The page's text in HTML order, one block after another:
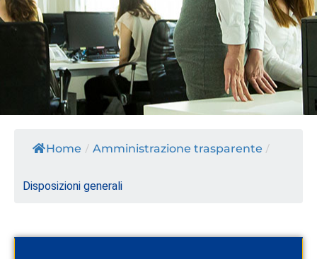
Home / Amministrazione trasparente /
Disposizioni generali